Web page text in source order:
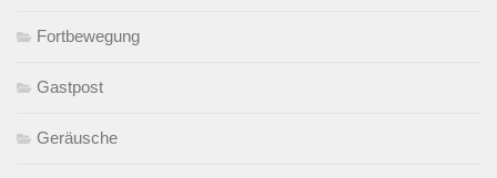
Fortbewegung
Gastpost
Geräusche